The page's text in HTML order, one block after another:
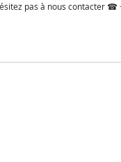
pas à nous contacter ☎